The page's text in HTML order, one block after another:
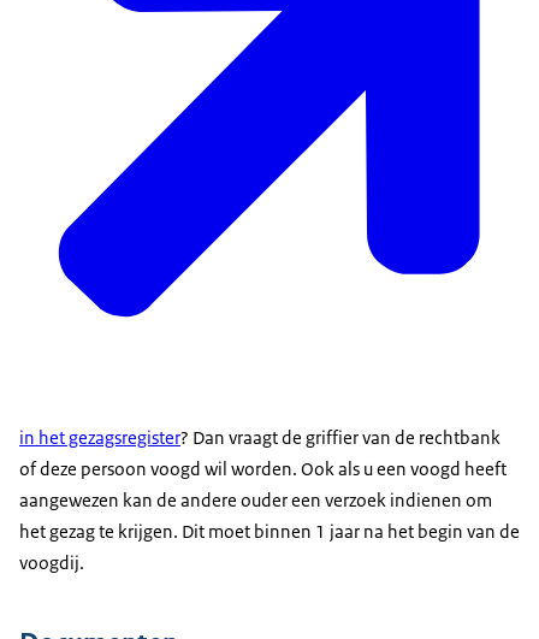
in het gezagsregister? Dan vraagt de griffier van de rechtbank
of deze persoon voogd wil worden. Ook als u een voogd heeft
aangewezen kan de andere ouder een verzoek indienen om
het gezag te krijgen. Dit moet binnen 1 jaar na het begin van de
voogdij.